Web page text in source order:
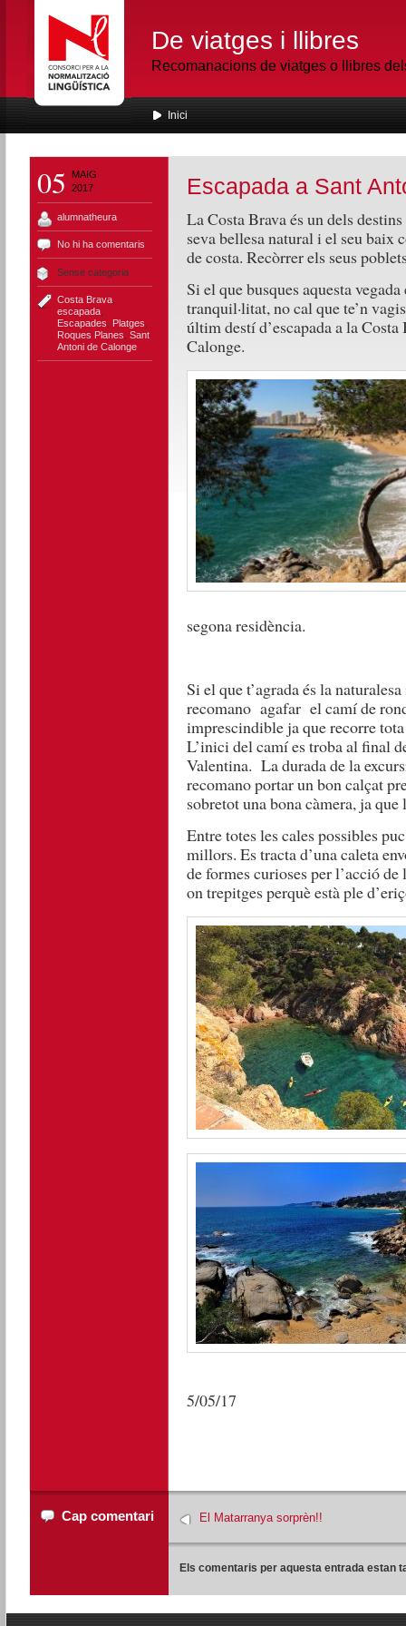
De viatges i llibres
Recomanacions de viatges o llibres
Inici
05
MAIG
2017
alumnatheura
No hi ha comentaris
Sense categoria
Costa Brava,
escapada,
Escapades
Platges
Roques Planes Sant
Antoni de Calonge
Escapada a Sant
La Costa Brava és un dels
seva bellesa natural i el seu baix
de costa. Recòrrer els seus
Si el que busques aquesta
tranquil·litat, no cal que te’n
últim destí d’escapada a la
Calonge.
segona residència.
Si el que t’agrada és la
recomano agafar el camí de
imprescindible ja que recorre
L’inici del camí es troba al final
Valentina. La durada de la
recomano portar un bon calçat
sobretot una bona càmera, ja
Entre totes les cales possibles
millors. Es tracta d’una caleta
de formes curioses per l’acció
on trepitges perquè està ple
5/05/17
Cap comentari El Matarranya sorprèn!!
Els comentaris per aquesta entrada estan